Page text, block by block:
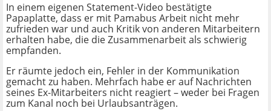
In einem eigenen Statement-Video bestätigte
Papaplatte, dass er mit Pamabus Arbeit nicht mehr
zufrieden war und auch Kritik von anderen Mitarbeitern
erhalten habe, die die Zusammenarbeit als schwierig
empfanden.
Er räumte jedoch ein, Fehler in der Kommunikation
gemacht zu haben. Mehrfach habe er auf Nachrichten
seines Ex-Mitarbeiters nicht reagiert – weder bei Fragen
zum Kanal noch bei Urlaubsanträgen.